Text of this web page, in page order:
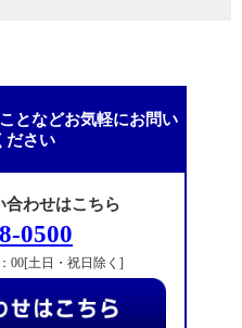
となどお気軽にお問い
ださい
合わせはこちら
0500
00[土日・祝日除く]